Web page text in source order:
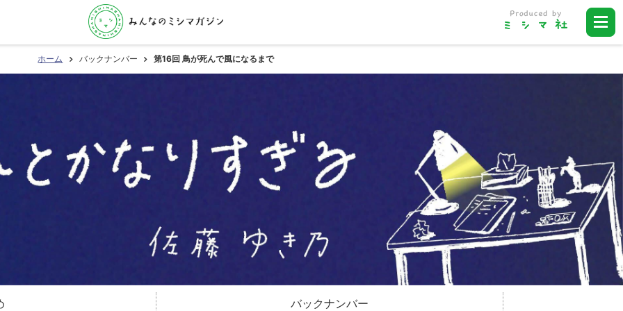
ホーム バックナンバー 第16回 鳥が死んで風になるまで
バックナンバー